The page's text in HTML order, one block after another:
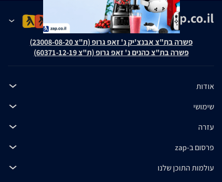
פשרה בת"צ אבנצ'יק נ' זאפ גרופ (ת"צ 23008-08-20)
פשרה בת"צ כהנים נ' זאפ גרופ (ת"צ 60371-12-19)
אודות
שימושי
עזרה
פרסום ב-zap
עולמות התוכן שלנו